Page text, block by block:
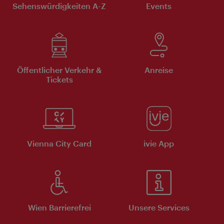
Sehenswürdigkeiten A-Z Events
Öffentlicher Verkehr &
Tickets
Anreise
Vienna City Card ivie App
Wien Barrierefrei Unsere Services